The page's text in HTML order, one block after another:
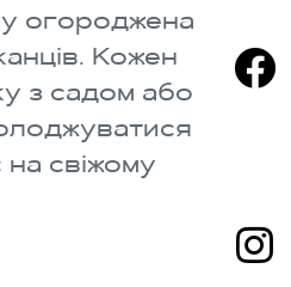
огороджена
Кожен
з садом або
свіжому